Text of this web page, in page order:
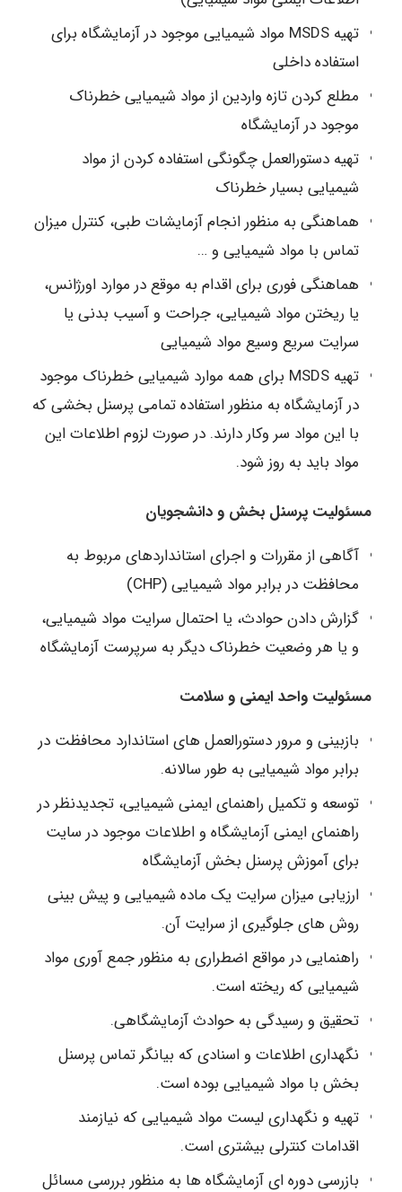
تهیه MSDS مواد شیمیایی موجود در آزمایشگاه برای
استفاده داخلی
مطلع کردن تازه واردین از مواد شیمیایی خطرناک
موجود در آزمایشگاه
تهیه دستورالعمل چگونگی استفاده کردن از مواد
شیمیایی بسیار خطرناک
هماهنگی به منظور انجام آزمایشات طبی، کنترل میزان
تماس با مواد شیمیایی و …
هماهنگی فوری برای اقدام به موقع در موارد اورژانس،
یا ریختن مواد شیمیایی، جراحت و آسیب بدنی یا
سرایت سریع وسیع مواد شیمیایی
تهیه MSDS برای همه موارد شیمیایی خطرناک موجود
در آزمایشگاه به منظور استفاده تمامی پرسنل بخشی که
با این مواد سر وکار دارند. در صورت لزوم اطلاعات این
مواد باید به روز شود.
مسئولیت پرسنل بخش و دانشجویان
آگاهی از مقررات و اجرای استانداردهای مربوط به
محافظت در برابر مواد شیمیایی (CHP)
گزارش دادن حوادث، یا احتمال سرایت مواد شیمیایی،
و یا هر وضعیت خطرناک دیگر به سرپرست آزمایشگاه
مسئولیت واحد ایمنی و سلامت
بازبینی و مرور دستورالعمل های استاندارد محافظت در
برابر مواد شیمیایی به طور سالانه.
توسعه و تکمیل راهنمای ایمنی شیمیایی، تجدیدنظر در
راهنمای ایمنی آزمایشگاه و اطلاعات موجود در سایت
برای آموزش پرسنل بخش آزمایشگاه
ارزیابی میزان سرایت یک ماده شیمیایی و پیش بینی
روش های جلوگیری از سرایت آن.
راهنمایی در مواقع اضطراری به منظور جمع آوری مواد
شیمیایی که ریخته است.
تحقیق و رسیدگی به حوادث آزمایشگاهی.
نگهداری اطلاعات و اسنادی که بیانگر تماس پرسنل
بخش با مواد شیمیایی بوده است.
تهیه و نگهداری لیست مواد شیمیایی که نیازمند
اقدامات کنترلی بیشتری است.
بازرسی دوره ای آزمایشگاه ها به منظور بررسی مسائل